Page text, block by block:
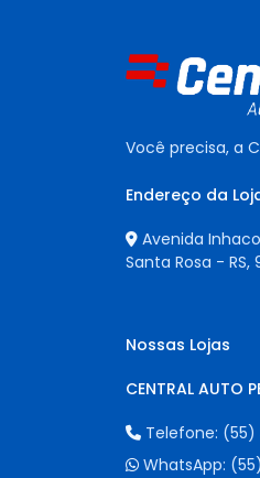
Você precisa, a
Endereço da
Avenida
Santa Rosa - RS,
Nossas Lojas
CENTRAL AUTO
Telefone: (55)
WhatsApp: